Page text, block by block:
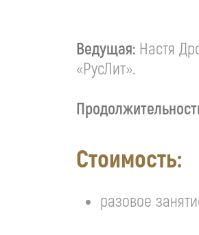
Ведущая: Настя
«РусЛит».
Стоимость:
разовое